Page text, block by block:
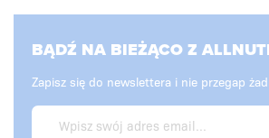
BĄDŹ NA BIEŻĄCO Z
Zapisz się do newslettera i nie przegap